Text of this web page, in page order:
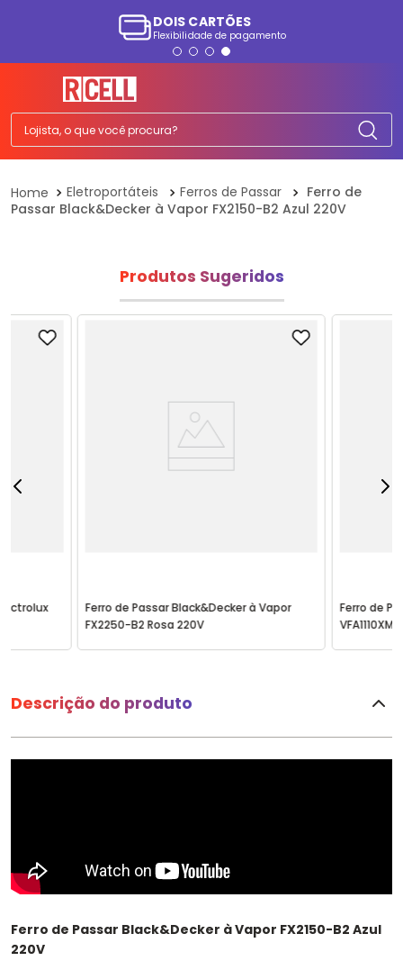
DOIS CARTÕES
Flexibilidade de pagamento
Lojista, o que você procura?
Eletroportáteis Ferros de Passar
Ferro de
Passar Black&Decker à Vapor FX2150-B2 Azul 220V
Produtos Sugeridos
Ferro de Passar Black&Decker à Vapor
FX2250-B2 Rosa 220V
Ferro de
Descrição do produto
Ferro de Passar Black&Decker à Vapor FX2150-B2 Azul
220V
TERMOS MAIS BUSCADOS
smartphone
2º
ps5
3º
tv
5º
fone
ps4